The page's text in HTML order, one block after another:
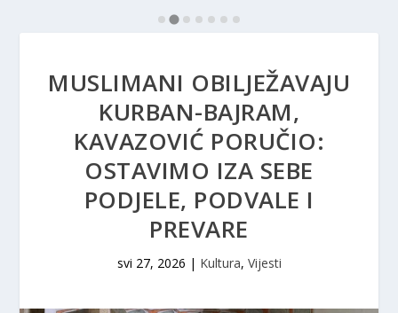
MUSLIMANI OBILJEŽAVAJU
KURBAN-BAJRAM,
KAVAZOVIĆ PORUČIO:
OSTAVIMO IZA SEBE
PODJELE, PODVALE I
PREVARE
svi 27, 2026 | Kultura, Vijesti